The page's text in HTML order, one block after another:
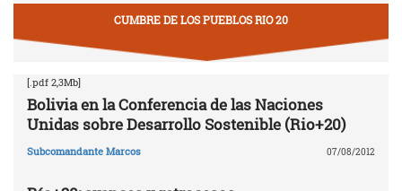
CUMBRE DE LOS PUEBLOS RIO 20
[.pdf 2,3Mb]
Bolivia en la Conferencia de las Naciones
Unidas sobre Desarrollo Sostenible (Rio+20)
Subcomandante Marcos 07/08/2012